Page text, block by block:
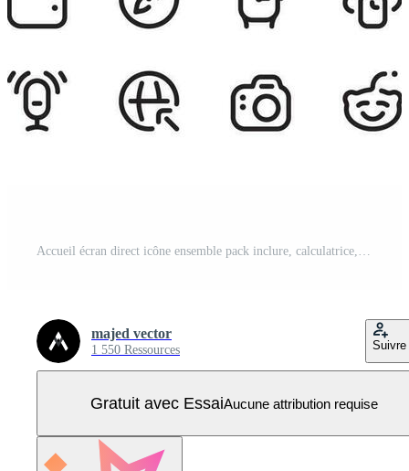
Accueil écran direct icône ensemble pack inclure, calculatrice, horloge, Remarques, paramètre, galère, dossier, musique, Téléphone, caméra, Plans, poster, traduire, Contacts, intelligent montre, navigateur, banque application, vecteur eps fichier Vecteur Pro
majed vector
1 550 Ressources Suivre
Gratuit avec EssaiAucune attribution requise